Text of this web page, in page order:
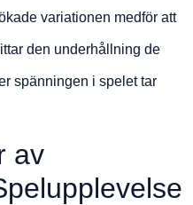
variationen medför att
den underhållning de
spänningen i spelet tar
av